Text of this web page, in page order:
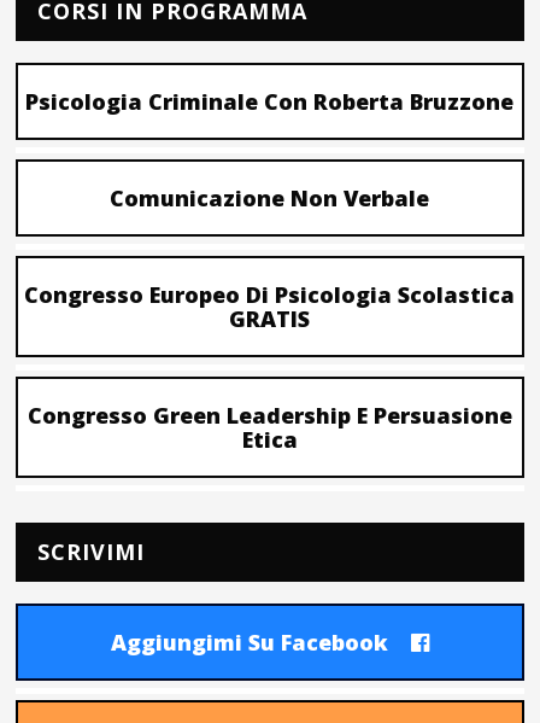
CORSI IN PROGRAMMA
Psicologia Criminale Con Roberta Bruzzone
Comunicazione Non Verbale
Congresso Europeo Di Psicologia Scolastica
GRATIS
Congresso Green Leadership E Persuasione
Etica
SCRIVIMI
Aggiungimi Su Facebook